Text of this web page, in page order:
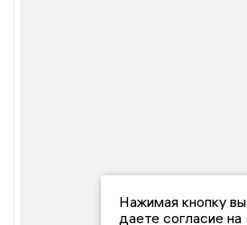
Нажимая кнопку вы
даете согласие на